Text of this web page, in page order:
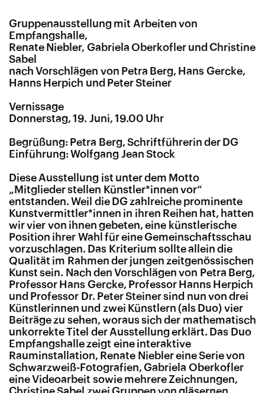
Gruppenausstellung mit Arbeiten von
Empfangshalle,
Renate Niebler, Gabriela Oberkofler und Christine
Sabel
nach Vorschlägen von Petra Berg, Hans Gercke,
Hanns Herpich und Peter Steiner
Vernissage
Donnerstag, 19. Juni, 19.00 Uhr
Begrüßung: Petra Berg, Schriftführerin der DG
Einführung: Wolfgang Jean Stock
Diese Ausstellung ist unter dem Motto
„Mitglieder stellen Künstler*innen vor“
entstanden. Weil die DG zahlreiche prominente
Kunstvermittler*innen in ihren Reihen hat, hatten
wir vier von ihnen gebeten, eine künstlerische
Position ihrer Wahl für eine Gemeinschaftsschau
vorzuschlagen. Das Kriterium sollte allein die
Qualität im Rahmen der jungen zeitgenössischen
Kunst sein. Nach den Vorschlägen von Petra Berg,
Professor Hans Gercke, Professor Hanns Herpich
und Professor Dr. Peter Steiner sind nun von drei
Künstlerinnen und zwei Künstlern (als Duo) vier
Beiträge zu sehen, woraus sich der mathematisch
unkorrekte Titel der Ausstellung erklärt. Das Duo
Empfangshalle zeigt eine interaktive
Rauminstallation, Renate Niebler eine Serie von
Schwarzweiß-Fotografien, Gabriela Oberkofler
eine Videoarbeit sowie mehrere Zeichnungen,